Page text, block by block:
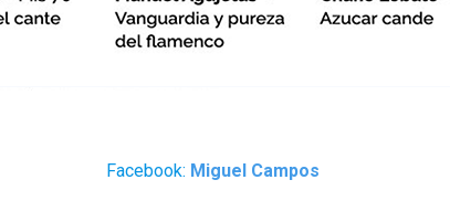
Facebook: Miguel Campos